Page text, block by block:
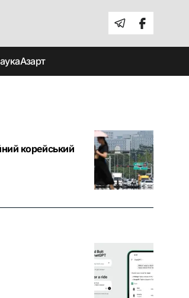
Азарт
корейський